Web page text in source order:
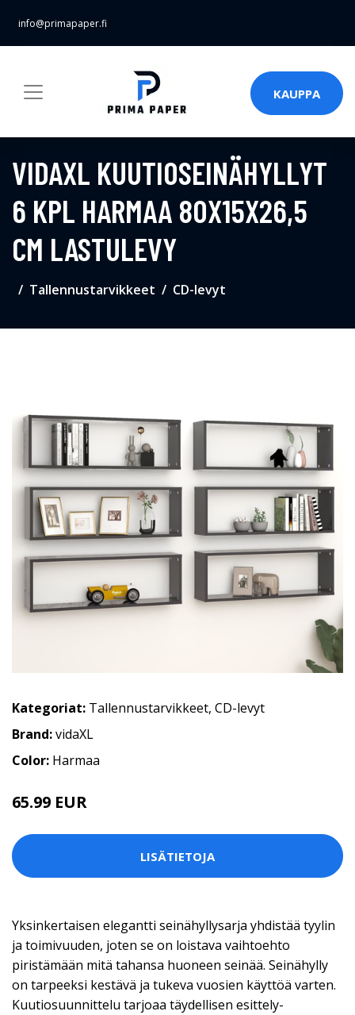
info@primapaper.fi
KAUPPA
VIDAXL KUUTIOSEINÄHYLLYT
6 KPL HARMAA 80X15X26,5
CM LASTULEVY
Tallennustarvikkeet CD-levyt
Kategoriat: Tallennustarvikkeet, CD-levyt
Brand:vidaXL
Color: Harmaa
65.99 EUR
LISÄTIETOJA
Yksinkertaisen elegantti seinähyllysarja yhdistää tyylin
ja toimivuuden, joten se on loistava vaihtoehto
piristämään mitä tahansa huoneen seinää. Seinähylly
on tarpeeksi kestävä ja tukeva vuosien käyttöä varten.
Kuutiosuunnittelu tarjoaa täydellisen esittely-